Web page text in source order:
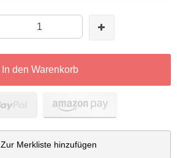
In den Warenkorb
Zur Merkliste hinzufügen